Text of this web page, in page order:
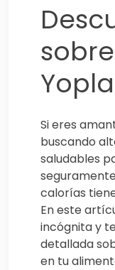
Si eres
buscando
saludables
calorías
En este
incógnita y
detallada
en tu